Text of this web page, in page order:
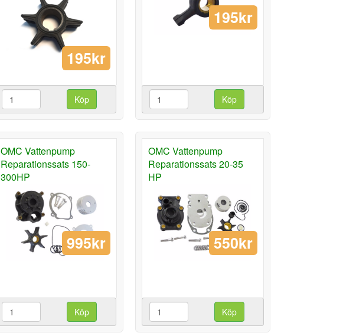
195kr
Köp
195kr
Köp
OMC Vattenpump
Reparationssats 150-
300HP
995kr
Köp
OMC Vattenpump
Reparationssats 20-35
HP
550kr
Köp